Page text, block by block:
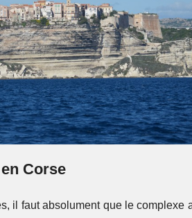
Corse
il faut absolument que le